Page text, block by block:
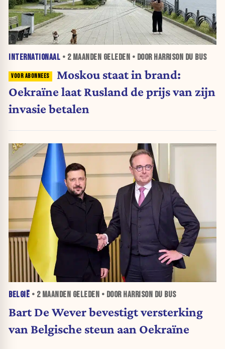
INTERNATIONAAL • 2 MAANDEN GELEDEN • DOOR HARRISON DU BUS
Moskou staat in brand:
Oekraïne laat Rusland de prijs van zijn
invasie betalen
BELGIË • 2 MAANDEN GELEDEN • DOOR HARRISON DU BUS
Bart De Wever bevestigt versterking
van Belgische steun aan Oekraïne